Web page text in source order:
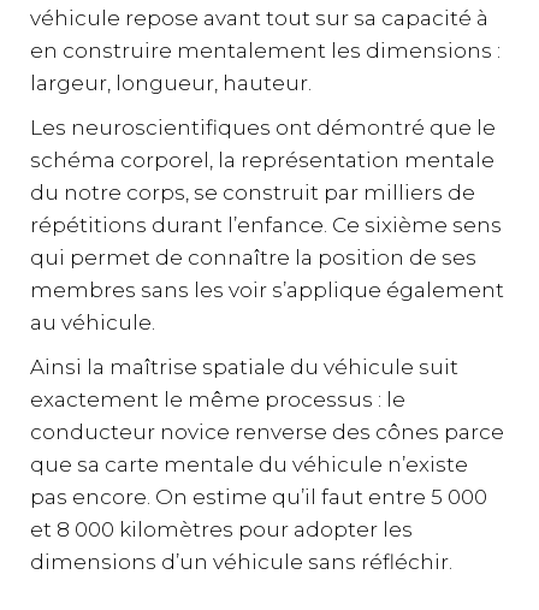
véhicule repose avant tout sur sa capacité à
en construire mentalement les dimensions :
largeur, longueur, hauteur.
Les neuroscientifiques ont démontré que le
schéma corporel, la représentation mentale
du notre corps, se construit par milliers de
répétitions durant l’enfance. Ce sixième sens
qui permet de connaître la position de ses
membres sans les voir s’applique également
au véhicule.
Ainsi la maîtrise spatiale du véhicule suit
exactement le même processus : le
conducteur novice renverse des cônes parce
que sa carte mentale du véhicule n’existe
pas encore. On estime qu’il faut entre 5 000
et 8 000 kilomètres pour adopter les
dimensions d’un véhicule sans réfléchir.